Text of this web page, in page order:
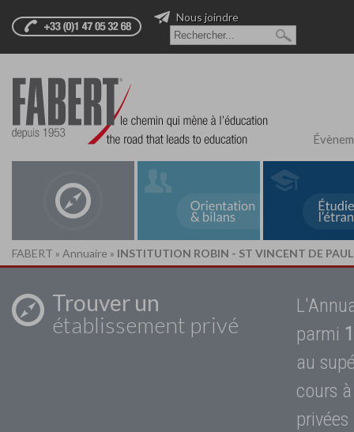
Nous joindre
FABERT » Annuaire » INSTITUTION ROBIN - ST VINCENT DE PAUL
Trouver un
établissement privé
parmi
au
cours